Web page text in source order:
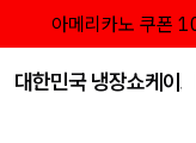
아메리카노 쿠폰
대한민국 냉장쇼케이